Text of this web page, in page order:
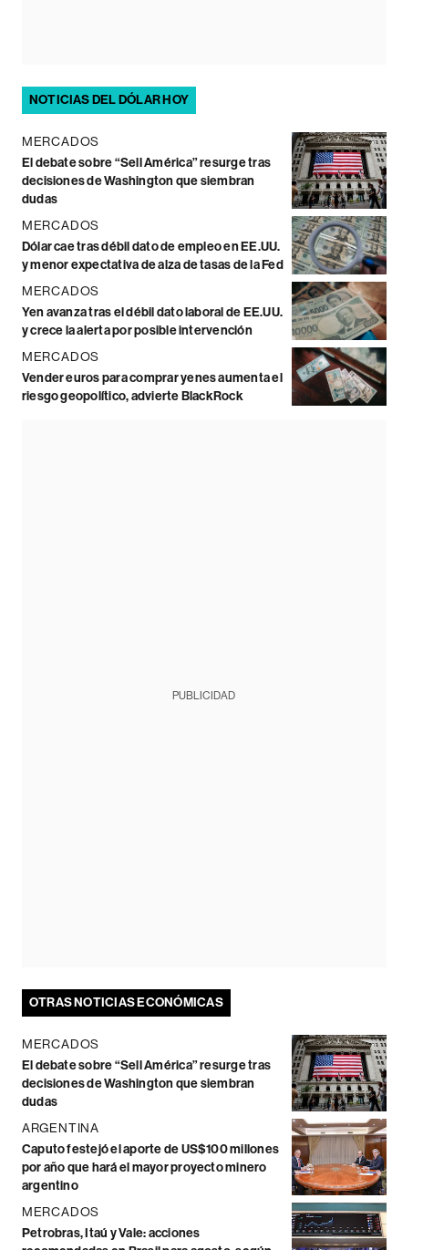
NOTICIAS DEL DÓLAR HOY
MERCADOS
El debate sobre “Sell América” resurge tras
decisiones de Washington que siembran
dudas
MERCADOS
Dólar cae tras débil dato de empleo en EE.UU.
y menor expectativa de alza de tasas de la Fed
MERCADOS
Yen avanza tras el débil dato laboral de EE.UU.
y crece la alerta por posible intervención
MERCADOS
Vender euros para comprar yenes aumenta el
riesgo geopolítico, advierte BlackRock
PUBLICIDAD
OTRAS NOTICIAS ECONÓMICAS
MERCADOS
El debate sobre “Sell América” resurge tras
decisiones de Washington que siembran
dudas
ARGENTINA
Caputo festejó el aporte de US$100 millones
por año que hará el mayor proyecto minero
argentino
MERCADOS
Petrobras, Itaú y Vale: acciones